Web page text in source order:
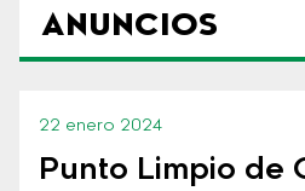
ANUNCIOS
22 enero 2024
Punto Limpio de